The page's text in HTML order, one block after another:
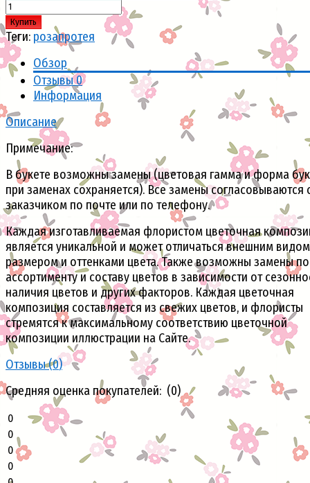
Купить
Теги: розапротея
Обзор
Отзывы0
Информация
Описание
Примечание:
В букете возможны замены (цветовая гамма и форма
при заменах сохраняется). Все замены согласовываются
заказчиком по почте или по телефону.
Каждая изготавливаемая флористом цветочная
является уникальной и может отличаться внешним
размером и оттенками цвета. Также возможны замены по
ассортименту и составу цветов в зависимости от
наличия цветов и других факторов. Каждая цветочная
композиция составляется из свежих цветов, и флористы
стремятся к максимальному соответствию цветочной
композиции иллюстрации на Сайте.
Отзывы (0)
Средняя оценка покупателей: (0)
0
0
0
0